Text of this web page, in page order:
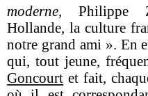
moderne, Philippe
Hollande, la culture
notre grand ami ». En
qui, tout jeune,
Goncourt et fait,